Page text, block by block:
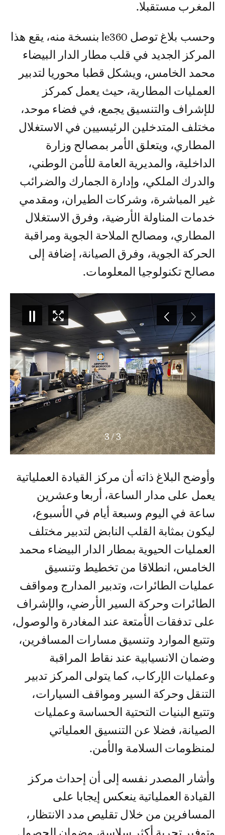
المغرب مستقبلا.
وحسب بلاغ توصل le360 بنسخة منه، يقع هذا
المركز الجديد في قلب مطار الدار البيضاء
محمد الخامس، ويشكل قطبا محوريا لتدبير
العمليات المطارية، حيث يعمل كمركز
للإشراف والتنسيق يجمع، في فضاء موحد،
مختلف المتدخلين الرئيسيين في الاستغلال
المطاري، ويتعلق الأمر بمصالح وزارة
الداخلية، والمديرية العامة للأمن الوطني،
والدرك الملكي، وإدارة الجمارك والضرائب
غير المباشرة، وشركات الطيران، ومقدمي
خدمات المناولة الأرضية، وفرق الاستغلال
المطاري، ومصالح الملاحة الجوية ومراقبة
الحركة الجوية، وفرق الصيانة، إضافة إلى
مصالح تكنولوجيا المعلومات.
3
/
3
وأوضح البلاغ ذاته أن مركز القيادة العملياتية
يعمل على مدار الساعة، أربعا وعشرين
ساعة في اليوم وسبعة أيام في الأسبوع،
ليكون بمثابة القلب النابض لتدبير مختلف
العمليات الحيوية بمطار الدار البيضاء محمد
الخامس، انطلاقا من تخطيط وتنسيق
عمليات الطائرات، وتدبير المدارج ومواقف
الطائرات وحركة السير الأرضي، والإشراف
على تدفقات الأمتعة عند المغادرة والوصول،
وتتبع الموارد وتنسيق مسارات المسافرين،
وضمان الانسيابية عند نقاط المراقبة
وعمليات الإركاب، كما يتولى المركز تدبير
التنقل وحركة السير ومواقف السيارات،
وتتبع البنيات التحتية الحساسة وعمليات
الصيانة، فضلا عن التنسيق العملياتي
لمنظومات السلامة والأمن.
وأشار المصدر نفسه إلى أن إحداث مركز
القيادة العملياتية ينعكس إيجابا على
المسافرين من خلال تقليص مدد الانتظار،